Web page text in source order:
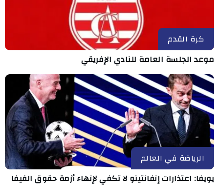
كرة القدم
موعد الجلسة العامة للنادي الإفريقي
الرياضة في العالم
يويفا: اعتذارات إنفانتينو لا تكفي لإنهاء أزمة حقوق الفيفا